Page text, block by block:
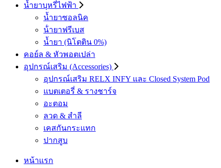
น้ำยาบุหรี่ไฟฟ้า
น้ำยาซอลนิค
น้ํายาฟรีเบส
น้ำยา (นิโตติน 0%)
คอย์ล & หัวพอตเปล่า
อุปกรณ์เสริม (Accessories)
อุปกรณ์เสริม RELX INFY และ Closed System Pod
แบตเตอรี่ & รางชาร์จ
อะตอม
ลวด ​& สำลี
เคสกันกระแทก
ปากสูบ
หน้าแรก